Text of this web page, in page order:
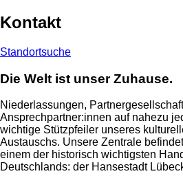
Kontakt
Standortsuche
Die Welt ist unser Zuhause.
Niederlassungen,
Ansprechpartner:innen auf nahezu
wichtige Stützpfeiler unseres
Austauschs. Unsere Zentrale
einem der historisch wichtigsten
Deutschlands: der Hansestadt